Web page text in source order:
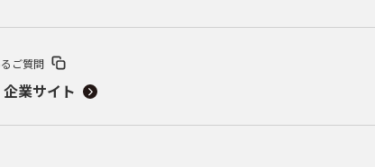
ご質問
企業サイト